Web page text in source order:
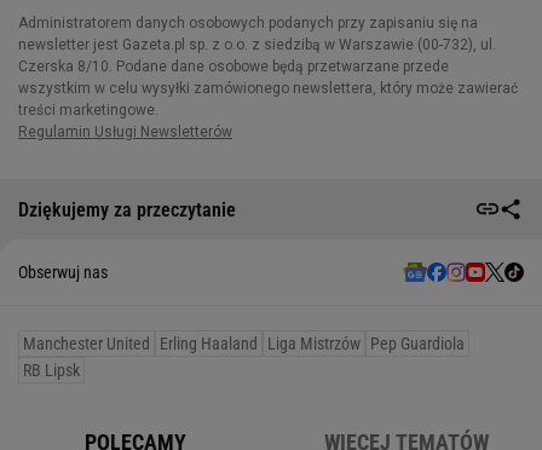
Dziękujemy za przeczytanie
Obserwuj nas
Manchester United Erling Haaland Liga Mistrzów Pep Guardiola
RB Lipsk
POLECAMY WIĘCEJ TEMATÓW